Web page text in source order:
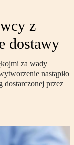
z
dostawy
za wady
nastąpiło
dostarczonej przez